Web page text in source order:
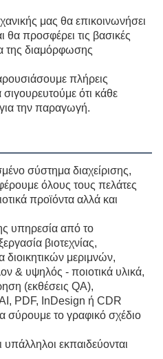
μας θα επικοινωνήσει
θα προσφέρει τις βασικές
της διαμόρφωσης
πλήρεις
ότι κάθε
για την παραγωγή.
σύστημα διαχείρισης,
όλους τους πελάτες
προϊόντα αλλά και
υπηρεσία από το
βιοτεχνίας,
μεριμνών,
& υψηλός - ποιοτικά υλικά,
(εκθέσεις QA),
PDF, InDesign ή CDR
σύρουμε το γραφικό σχέδιο
υπάλληλοι εκπαιδεύονται